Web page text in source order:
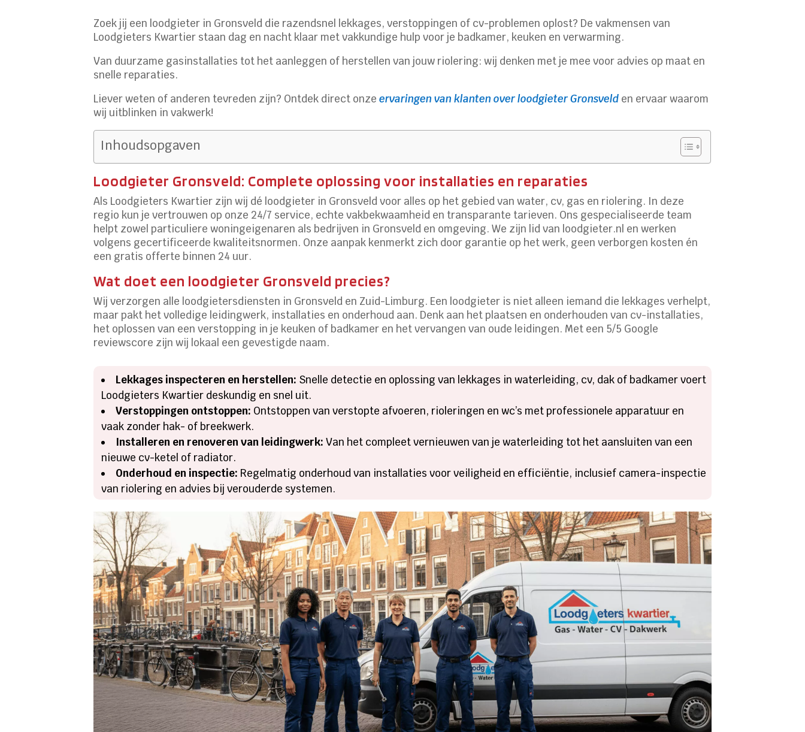
Zoek jij een loodgieter in Gronsveld die razendsnel lekkages, verstoppingen of cv-problemen oplost? De vakmensen van
Loodgieters Kwartier staan dag en nacht klaar met vakkundige hulp voor je badkamer, keuken en verwarming.​
Van duurzame gasinstallaties tot het aanleggen of herstellen van jouw riolering: wij denken met je mee voor advies op maat en
snelle reparaties.​
Liever weten of anderen tevreden zijn? Ontdek direct onzeervaringen van klanten over loodgieter Gronsveld en ervaar waarom
wij uitblinken in vakwerk!
Inhoudsopgaven
Loodgieter Gronsveld: Complete oplossing voor installaties en reparaties
Als Loodgieters Kwartier zijn wij dé loodgieter in Gronsveld voor alles op het gebied van water, cv, gas en riolering.​ In deze
regio kun je vertrouwen op onze 24/7 service, echte vakbekwaamheid en transparante tarieven.​ Ons gespecialiseerde team
helpt zowel particuliere woningeigenaren als bedrijven in Gronsveld en omgeving.​ We zijn lid van loodgieter.​nl en werken
volgens gecertificeerde kwaliteitsnormen.​ Onze aanpak kenmerkt zich door garantie op het werk, geen verborgen kosten én
een gratis offerte binnen 24 uur.​
Wat doet een loodgieter Gronsveld precies?
Wij verzorgen alle loodgietersdiensten in Gronsveld en Zuid-Limburg.​ Een loodgieter is niet alleen iemand die lekkages verhelpt,
maar pakt het volledige leidingwerk, installaties en onderhoud aan.​ Denk aan het plaatsen en onderhouden van cv-installaties,
het oplossen van een verstopping in je keuken of badkamer en het vervangen van oude leidingen.​ Met een 5/5 Google
reviewscore zijn wij lokaal een gevestigde naam.​
Lekkages inspecteren en herstellen: Snelle detectie en oplossing van lekkages in waterleiding, cv, dak of badkamer voert
Loodgieters Kwartier deskundig en snel uit.​
Verstoppingen ontstoppen: Ontstoppen van verstopte afvoeren, rioleringen en wc’s met professionele apparatuur en
vaak zonder hak- of breekwerk.​
Installeren en renoveren van leidingwerk: Van het compleet vernieuwen van je waterleiding tot het aansluiten van een
nieuwe cv-ketel of radiator.​
Onderhoud en inspectie: Regelmatig onderhoud van installaties voor veiligheid en efficiëntie, inclusief camera-inspectie
van riolering en advies bij verouderde systemen.​